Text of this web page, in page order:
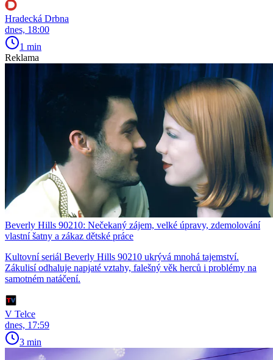
Hradecká Drbna
dnes, 18:00
1 min
Reklama
Beverly Hills 90210: Nečekaný zájem, velké úpravy, zdemolování
vlastní šatny a zákaz dětské práce
Kultovní seriál Beverly Hills 90210 ukrývá mnohá tajemství.
Zákulisí odhaluje napjaté vztahy, falešný věk herců i problémy na
samotném natáčení.
V Telce
dnes, 17:59
3 min